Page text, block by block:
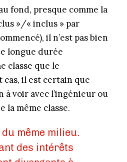
fond, presque comme la
»/« inclus » par
il n’est pas bien
longue durée
classe que le
il est certain que
à voir avec l’ingénieur ou
la même classe.
même milieu.
des intérêts